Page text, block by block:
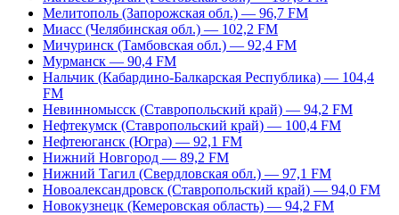
Мелитополь (Запорожская обл.) — 96,7 FM
Миасс (Челябинская обл.) — 102,2 FM
Мичуринск (Тамбовская обл.) — 92,4 FM
Мурманск — 90,4 FM
Нальчик (Кабардино-Балкарская Республика) — 104,4
FM
Невинномысск (Ставропольский край) — 94,2 FM
Нефтекумск (Ставропольский край) — 100,4 FM
Нефтеюганск (Югра) — 92,1 FM
Нижний Новгород — 89,2 FM
Нижний Тагил (Свердловская обл.) — 97,1 FM
Новоалександровск (Ставропольский край) — 94,0 FM
Новокузнецк (Кемеровская область) — 94,2 FM